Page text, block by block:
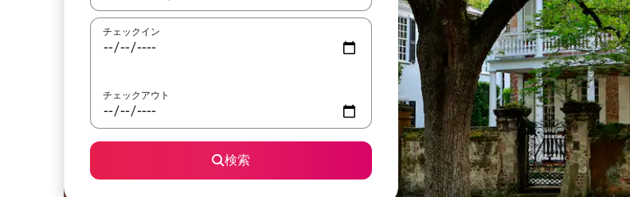
チェックイン
チェックアウト
検索